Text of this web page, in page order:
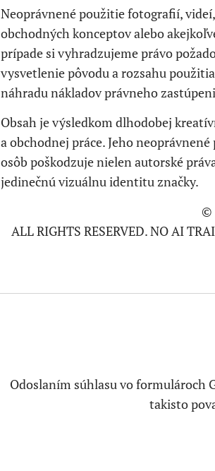
Neoprávnené použitie fotografií,
obchodných konceptov alebo
prípade si vyhradzujeme právo
vysvetlenie pôvodu a rozsahu
náhradu nákladov právneho
Obsah je výsledkom dlhodobej
a obchodnej práce. Jeho
osôb poškodzuje nielen autorské
jedinečnú vizuálnu identitu značky.
©
ALL RIGHTS RESERVED. NO AI
Odoslaním súhlasu vo formulároch
takisto